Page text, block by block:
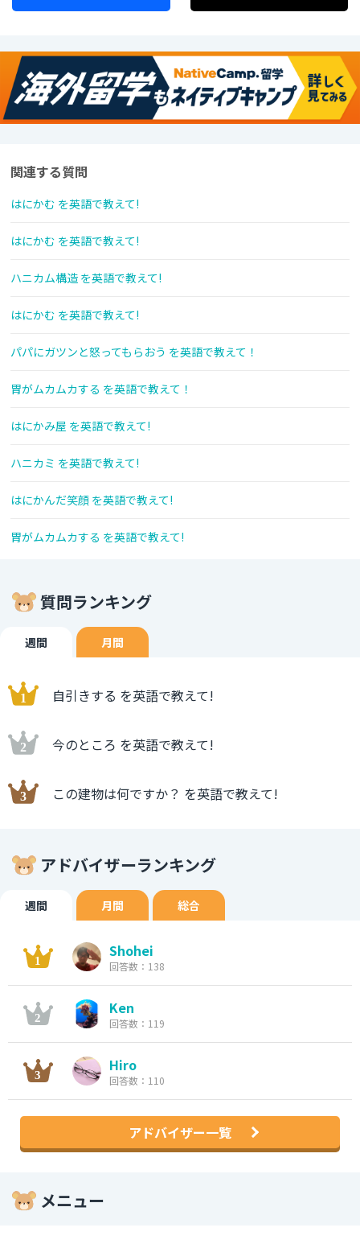
関連する質問
はにかむ を英語で教えて!
はにかむ を英語で教えて!
ハニカム構造 を英語で教えて!
はにかむ を英語で教えて!
パパにガツンと怒ってもらおう を英語で教えて！
胃がムカムカする を英語で教えて！
はにかみ屋 を英語で教えて!
ハニカミ を英語で教えて!
はにかんだ笑顔 を英語で教えて!
胃がムカムカする を英語で教えて!
質問ランキング
週間 月間
自引きする を英語で教えて!
今のところ を英語で教えて!
この建物は何ですか？ を英語で教えて!
アドバイザーランキング
週間 月間 総合
Shohei
回答数：138
Ken
回答数：119
Hiro
回答数：110
アドバイザー一覧
メニュー